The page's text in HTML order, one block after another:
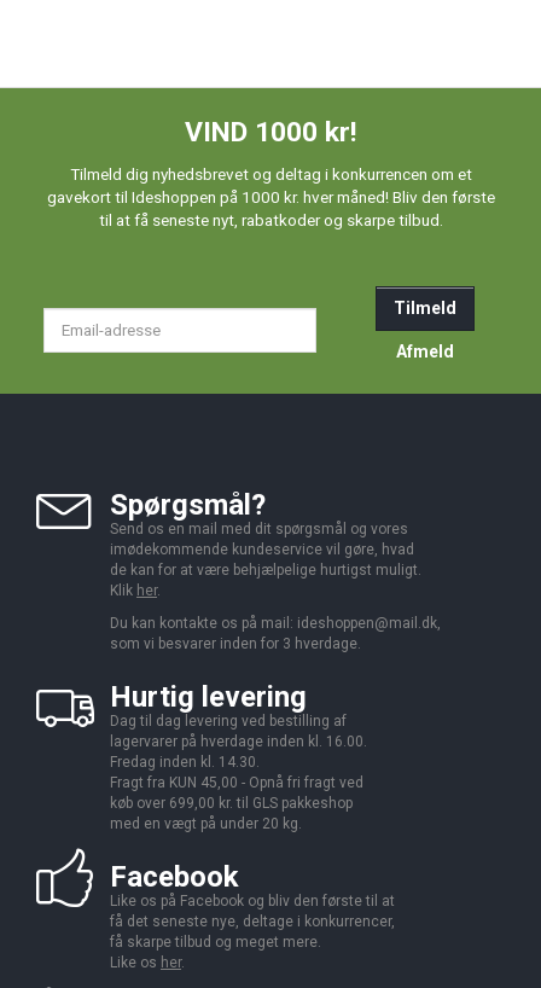
VIND 1000 kr!
Tilmeld dig nyhedsbrevet og deltag i konkurrencen om et
gavekort til Ideshoppen på 1000 kr. hver måned! Bliv den første
til at få seneste nyt, rabatkoder og skarpe tilbud.
Tilmeld
Afmeld
Spørgsmål?
Send os en mail med dit spørgsmål og vores
imødekommende kundeservice vil gøre, hvad
de kan for at være behjælpelige hurtigst muligt.
Klik her.
Du kan kontakte os på mail: ideshoppen@mail.dk,
som vi besvarer inden for 3 hverdage.
Hurtig levering
Dag til dag levering ved bestilling af
lagervarer på hverdage inden kl. 16.00.
Fredag inden kl. 14.30.
Fragt fra KUN 45,00 - Opnå fri fragt ved
køb over 699,00 kr. til GLS pakkeshop
med en vægt på under 20 kg.
Facebook
Like os på Facebook og bliv den første til at
få det seneste nye, deltage i konkurrencer,
få skarpe tilbud og meget mere.
Like os her.